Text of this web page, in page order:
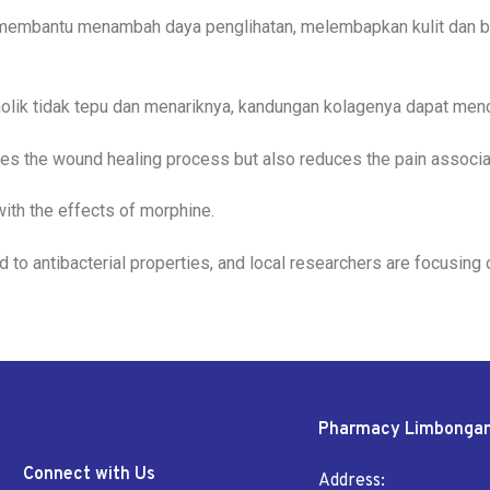
menambah daya penglihatan, melembapkan kulit
tidak tepu dan menariknya, kandungan kolagenya dapat
the wound healing process but also reduces the pain
the effects of morphine.
to antibacterial properties, and local researchers are
Connect with Us
Pharmacy
Address: